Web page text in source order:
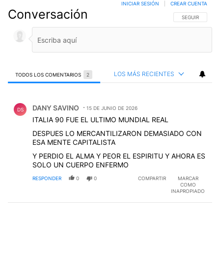
Conversación SIGA ESTA
SEGUIR
INICIAR SESIÓN CREAR CUENTA
TODOS LOS COMENTARIOS 2 LOS MÁS RECIENTES
DS DANY SAVINO 15 DE JUNIO DE 2026
ITALIA 90 FUE EL ULTIMO MUNDIAL REAL
DESPUES LO MERCANTILIZARON DEMASIADO CON
ESA MENTE CAPITALISTA
Y PERDIO EL ALMA Y PEOR EL ESPIRITU Y AHORA ES
SOLO UN CUERPO ENFERMO
RESPONDER 0 0 COMPARTIR
MARCAR
COMO
INAPROPIADO